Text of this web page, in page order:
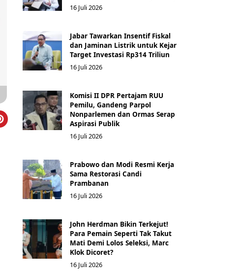
16 Juli 2026
Jabar Tawarkan Insentif Fiskal
dan Jaminan Listrik untuk Kejar
Target Investasi Rp314 Triliun
16 Juli 2026
Komisi II DPR Pertajam RUU
Pemilu, Gandeng Parpol
Nonparlemen dan Ormas Serap
Aspirasi Publik
16 Juli 2026
Prabowo dan Modi Resmi Kerja
Sama Restorasi Candi
Prambanan
16 Juli 2026
John Herdman Bikin Terkejut!
Para Pemain Seperti Tak Takut
Mati Demi Lolos Seleksi, Marc
Klok Dicoret?
16 Juli 2026